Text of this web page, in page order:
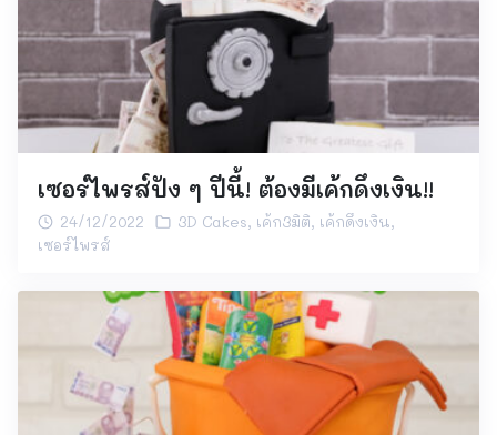
เซอร์ไพรส์ปัง ๆ ปีนี้! ต้องมีเค้กดึงเงิน!!
24/12/2022 3D Cakes, เค้ก3มิติ, เค้กดึงเงิน,
เซอร์ไพรส์